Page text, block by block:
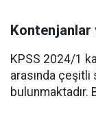
Kontenjanlar
KPSS 2024/1
arasında
bulunmaktadır.